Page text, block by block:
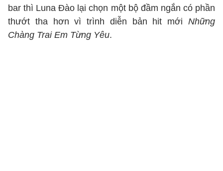
bar thì Luna Đào lại chọn một bộ đầm ngắn có phần
thướt tha hơn vì trình diễn bản hit mới Những
Chàng Trai Em Từng Yêu.